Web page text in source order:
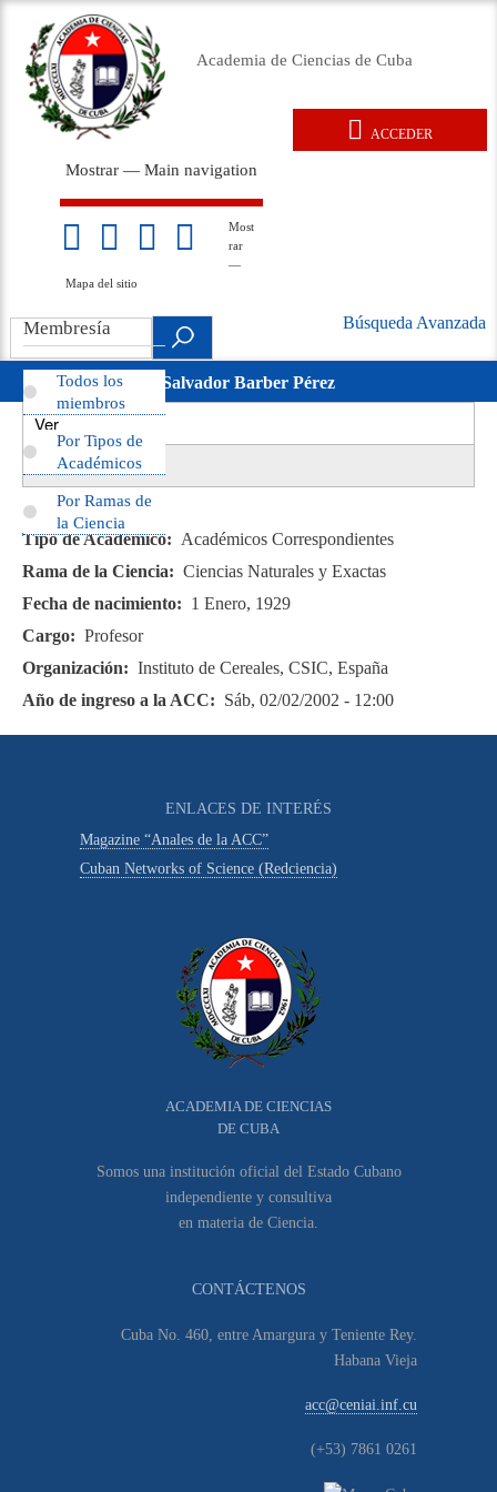
contenido
Academia de Ciencias de Cuba
Main
navigation
Mostrar — Main navigation
Inicio
Acerca de
Membresía
sitio
Most
rar
—
Mapa del sitio
.
ACCEDER
Search
movil
Búsqueda Avanzada
Salvador Barber Pérez
Primary
tabs
Ver
activa)
Revisiones
Tipo de Académico
Académicos Correspondientes
Rama de la Ciencia
Ciencias Naturales y Exactas
Fecha de nacimiento
1 Enero, 1929
Cargo
Profesor
Organización
Instituto de Cereales, CSIC, España
Año de ingreso a la ACC
Sáb, 02/02/2002 - 12:00
Membresía
Todos los
miembros
Por Tipos de
Académicos
Por Ramas de
la Ciencia
ENLACES DE INTERÉS
Magazine “Anales de la ACC”
Cuban Networks of Science (Redciencia)
ACADEMIA DE CIENCIAS
DE CUBA
Somos una institución oficial del Estado Cubano
independiente y consultiva
en materia de Ciencia.
CONTÁCTENOS
Cuba No. 460, entre Amargura y Teniente Rey.
Habana Vieja
acc@ceniai.inf.cu
(+53) 7861 0261